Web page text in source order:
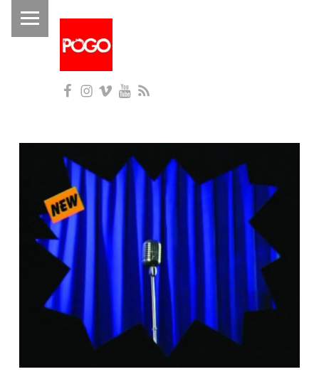
P
G
O
Facebook
Instagram
Vimeo